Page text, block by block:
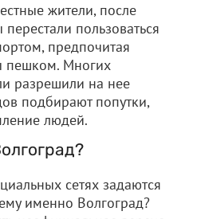
жители, после
пользоваться
предпочитая
пешком. Многих
разрешили на нее
подбирают попутки,
людей.
сетях задаются
именно Волгоград?